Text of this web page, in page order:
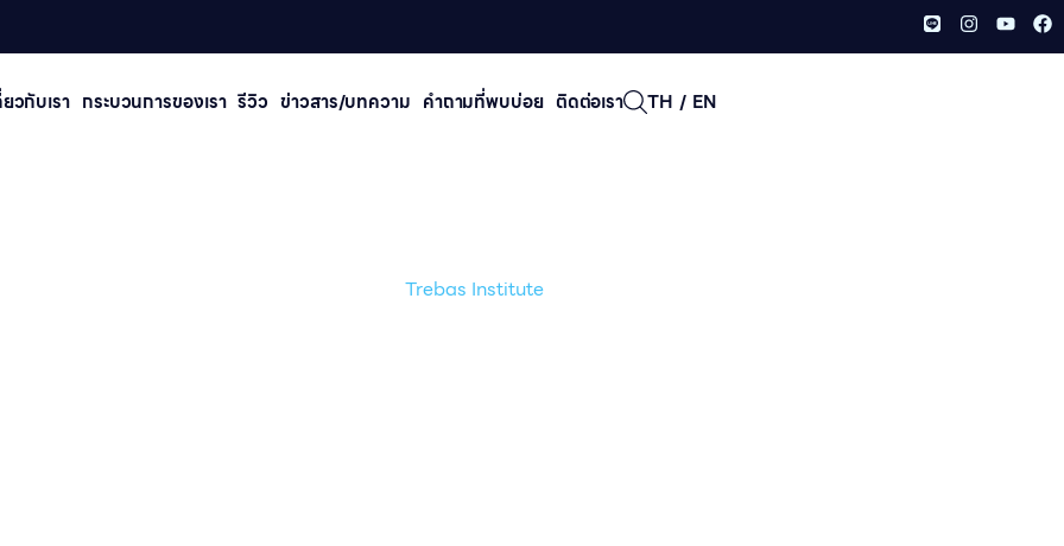
ยวกับเรา กระบวนการของเรา รีวิว ข่าวสาร/บทความ คําถามที่พบบ่อย ติดต่อเรา TH / EN
การทำงานและการเรียน/
Trebas Institute